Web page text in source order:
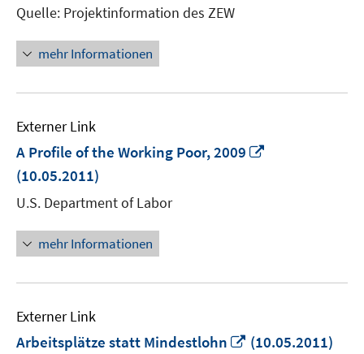
Quelle: Projektinformation des ZEW
mehr Informationen
Externer Link
A Profile of the Working Poor, 2009
(10.05.2011)
U.S. Department of Labor
mehr Informationen
Externer Link
Arbeitsplätze statt Mindestlohn
In
(10.05.2011)